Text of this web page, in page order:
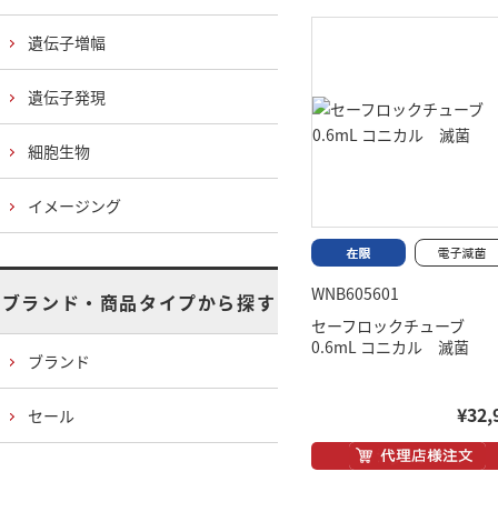
WNB605601
セーフロックチューブ
0.6mL コニカル 滅菌
遺伝子増幅
遺伝子発現
細胞生物
イメージング
ブランド・商品タイプから探す
ブランド
セール